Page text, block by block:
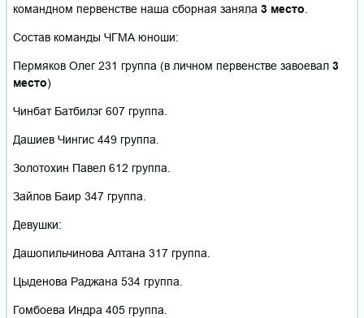
командном первенстве наша сборная заняла 3 место.
Состав команды ЧГМА юноши:
Пермяков Олег 231 группа (в личном первенстве завоевал 3
место)
Чинбат Батбилэг 607 группа.
Дашиев Чингис 449 группа.
Золотохин Павел 612 группа.
Зайлов Баир 347 группа.
Девушки:
Дашопильчинова Алтана 317 группа.
Цыденова Раджана 534 группа.
Гомбоева Индра 405 группа.